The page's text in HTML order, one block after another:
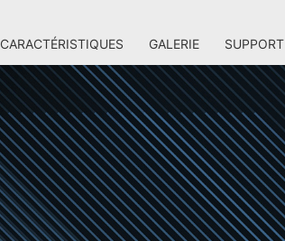
CARACTÉRISTIQUES GALERIE SUPPORT